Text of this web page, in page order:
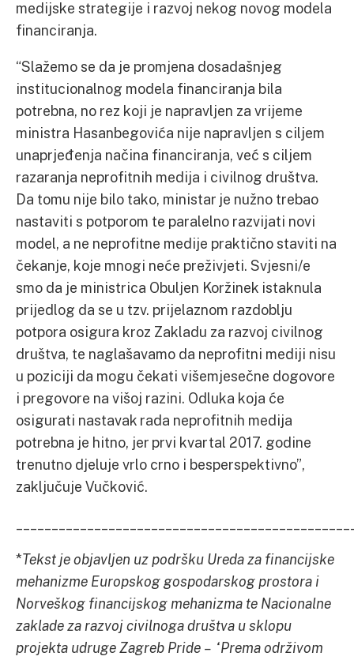
medijske strategije i razvoj nekog novog modela
financiranja.
“Slažemo se da je promjena dosadašnjeg
institucionalnog modela financiranja bila
potrebna, no rez koji je napravljen za vrijeme
ministra Hasanbegovića nije napravljen s ciljem
unaprjeđenja načina financiranja, već s ciljem
razaranja neprofitnih medija i civilnog društva.
Da tomu nije bilo tako, ministar je nužno trebao
nastaviti s potporom te paralelno razvijati novi
model, a ne neprofitne medije praktično staviti na
čekanje, koje mnogi neće preživjeti. Svjesni/e
smo da je ministrica Obuljen Koržinek istaknula
prijedlog da se u tzv. prijelaznom razdoblju
potpora osigura kroz Zakladu za razvoj civilnog
društva, te naglašavamo da neprofitni mediji nisu
u poziciji da mogu čekati višemjesečne dogovore
i pregovore na višoj razini. Odluka koja će
osigurati nastavak rada neprofitnih medija
potrebna je hitno, jer prvi kvartal 2017. godine
trenutno djeluje vrlo crno i besperspektivno”,
zaključuje Vučković.
*Tekst je objavljen uz podršku Ureda za financijske
mehanizme Europskog gospodarskog prostora i
Norveškog financijskog mehanizma te Nacionalne
zaklade za razvoj civilnoga društva u sklopu
projekta udruge Zagreb Pride – “Prema održivom